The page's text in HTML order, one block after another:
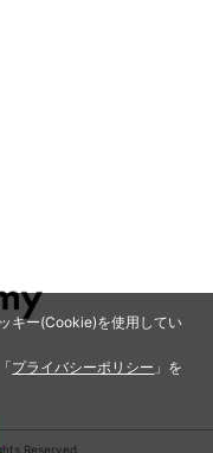
キー(Cookie)を使用してい
プライバシーポリシー 」を
Reserved.